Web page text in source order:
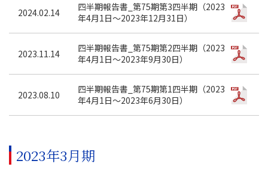
2024.02.14
四半期報告書_第75期第3四半期（2023
年4月1日～2023年12月31日）
2023.11.14
四半期報告書_第75期第2四半期（2023
年4月1日～2023年9月30日）
2023.08.10
四半期報告書_第75期第1四半期（2023
年4月1日～2023年6月30日）
2023年3月期